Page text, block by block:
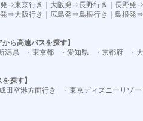
⇒東京行き 大阪発⇒長野行き 長野発
⇒大阪行き 広島発⇒島根行き 島根発
ら高速バスを探す】
潟県 ・東京都 ・愛知県 ・京都府 ・
探す】
成田空港方面行き ・東京ディズニーリゾ